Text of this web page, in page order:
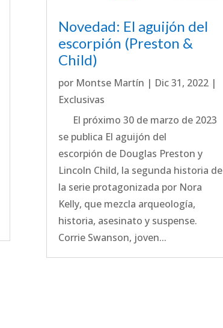
Novedad: El aguijón del
escorpión (Preston &
Child)
por Montse Martín | Dic 31, 2022|
Exclusivas
El próximo 30 de marzo de 2023
se publica El aguijón del
escorpión de Douglas Preston y
Lincoln Child, la segunda historia de
la serie protagonizada por Nora
Kelly, que mezcla arqueología,
historia, asesinato y suspense.
Corrie Swanson, joven...